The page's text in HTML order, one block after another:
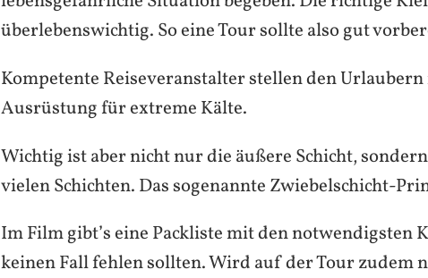
überlebenswichtig. So eine Tour sollte also gut
Kompetente Reiseveranstalter stellen den
Ausrüstung für extreme Kälte.
Wichtig ist aber nicht nur die äußere Schicht,
vielen Schichten. Das sogenannte Zwiebelschicht-
Im Film gibt’s eine Packliste mit den notwendigsten
keinen Fall fehlen sollten. Wird auf der Tour zudem